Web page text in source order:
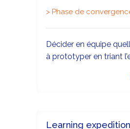
> Phase de
Décider en équipe
à prototyper en triant
Learning expedition